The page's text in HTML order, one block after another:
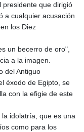
presidente que dirigió
a cualquier acusación
los Diez
un becerro de oro",
a la imagen.
del Antiguo
éxodo de Egipto, se
con la efigie de este
idolatría, que es una
como para los